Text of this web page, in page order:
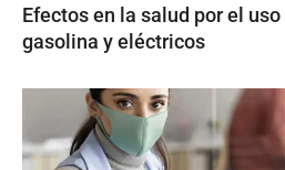
Efectos en la salud por el
gasolina y eléctricos